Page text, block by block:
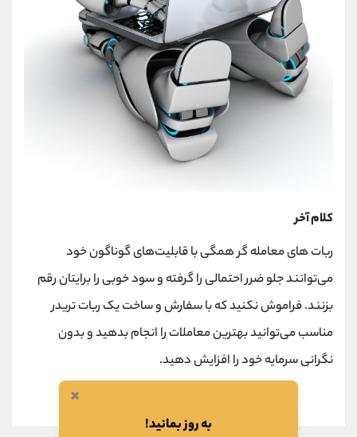
کلام آخر
ربات های معامله گر همگی با قابلیت‌های گوناگون خود
می‌توانند جلو ضرر احتمالی را گرفته و سود خوبی را برایتان رقم
بزنند. فراموش نکنید که با سفارش و ساخت یک ربات تریدر
مناسب می‌توانید بهترین معاملات را انجام بدهید و بدون
نگرانی سرمایه خود را افزایش دهید.
×
به روز بمانید!